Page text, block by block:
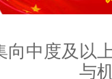
向中度及以
与